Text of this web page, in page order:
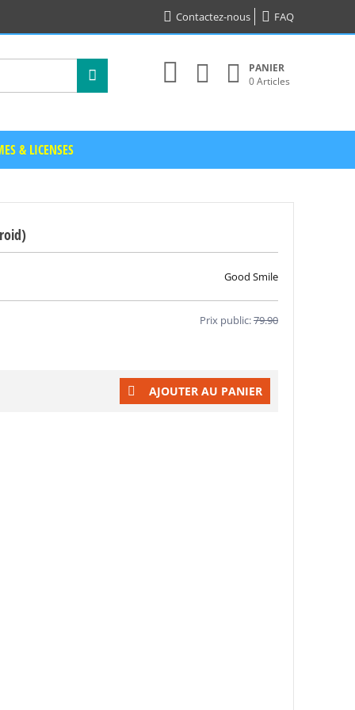
Contactez-nous FAQ
PANIER
0 Articles
& LICENSES
Good Smile
Prix public:79.90
AJOUTER AU PANIER